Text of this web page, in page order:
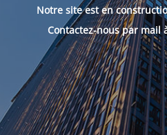
Notre site est en
Contactez-nous par mail